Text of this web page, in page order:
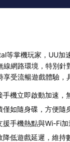
等掌機玩家，UU加
線網路環境，特別針
受流暢遊戲體驗，
手機立即啟動加速，
僅如隨身碟，方便隨
援手機熱點與Wi-Fi加
降低遊戲延遲，維持